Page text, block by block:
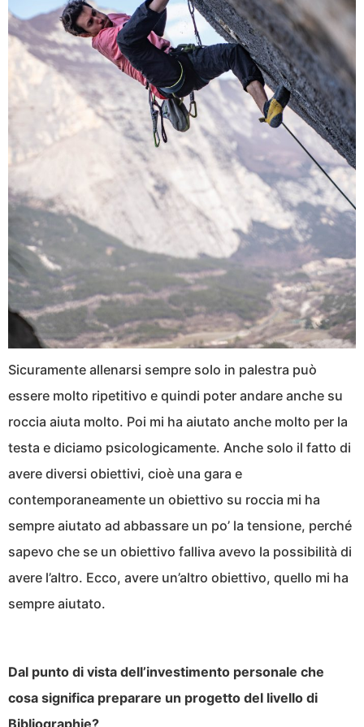
Sicuramente allenarsi sempre solo in palestra può
essere molto ripetitivo e quindi poter andare anche su
roccia aiuta molto. Poi mi ha aiutato anche molto per la
testa e diciamo psicologicamente. Anche solo il fatto di
avere diversi obiettivi, cioè una gara e
contemporaneamente un obiettivo su roccia mi ha
sempre aiutato ad abbassare un po’ la tensione, perché
sapevo che se un obiettivo falliva avevo la possibilità di
avere l’altro. Ecco, avere un’altro obiettivo, quello mi ha
sempre aiutato.
Dal punto di vista dell’investimento personale che
cosa significa preparare un progetto del livello di
Bibliographie?